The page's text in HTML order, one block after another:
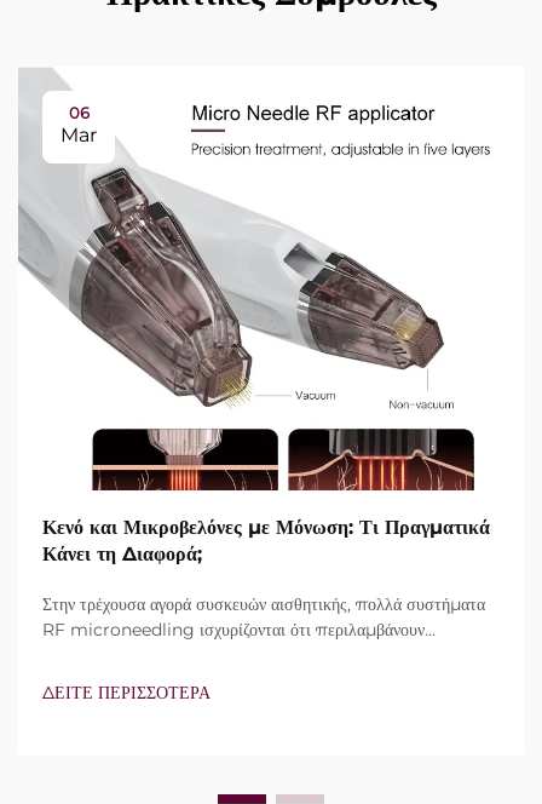
06
Mar
Κενό και Μικροβελόνες με Μόνωση: Τι Πραγματικά
Κάνει τη Διαφορά;
Στην τρέχουσα αγορά συσκευών αισθητικής, πολλά συστήματα
RF microneedling ισχυρίζονται ότι περιλαμβάνουν
χαρακτηριστικά υπάρχουν, αλλά πώς λειτουργούν ακριβώς κατά
ΔΕΙΤΕ ΠΕΡΙΣΣΟΤΕΡΑ